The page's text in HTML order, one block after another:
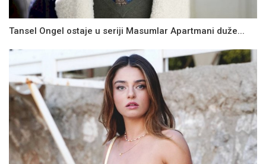
Tansel Ongel ostaje u seriji Masumlar Apartmani duže...